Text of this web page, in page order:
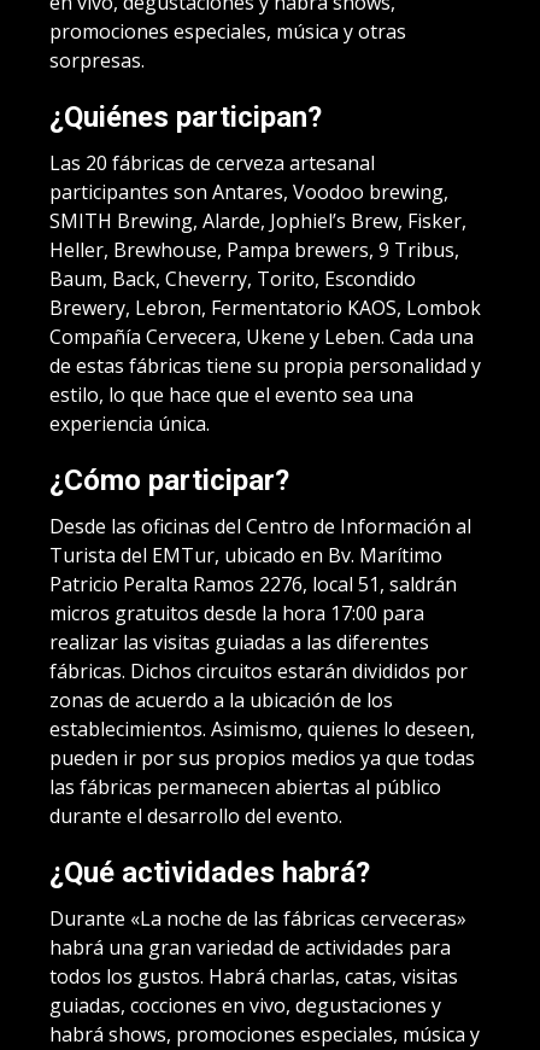
promociones especiales, música y otras
sorpresas.
¿Quiénes participan?
Las 20 fábricas de cerveza artesanal
participantes son Antares, Voodoo brewing,
SMITH Brewing, Alarde, Jophiel’s Brew, Fisker,
Heller, Brewhouse, Pampa brewers, 9 Tribus,
Baum, Back, Cheverry, Torito, Escondido
Brewery, Lebron, Fermentatorio KAOS, Lombok
Compañía Cervecera, Ukene y Leben. Cada una
de estas fábricas tiene su propia personalidad y
estilo, lo que hace que el evento sea una
experiencia única.
¿Cómo participar?
Desde las oficinas del Centro de Información al
Turista del EMTur, ubicado en Bv. Marítimo
Patricio Peralta Ramos 2276, local 51, saldrán
micros gratuitos desde la hora 17:00 para
realizar las visitas guiadas a las diferentes
fábricas. Dichos circuitos estarán divididos por
zonas de acuerdo a la ubicación de los
establecimientos. Asimismo, quienes lo deseen,
pueden ir por sus propios medios ya que todas
las fábricas permanecen abiertas al público
durante el desarrollo del evento.
¿Qué actividades habrá?
Durante «La noche de las fábricas cerveceras»
habrá una gran variedad de actividades para
todos los gustos. Habrá charlas, catas, visitas
guiadas, cocciones en vivo, degustaciones y
habrá shows, promociones especiales, música y